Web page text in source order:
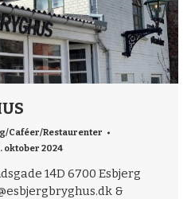
Caféer/Restaurenter
oktober 2024
14D 6700 Esbjerg
&